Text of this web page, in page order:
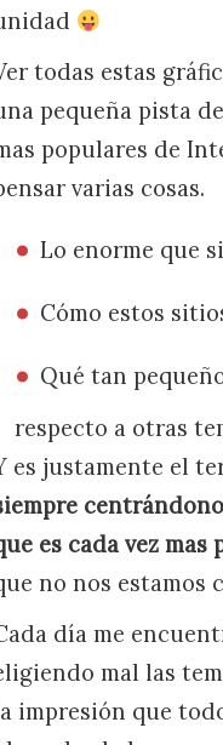
todas estas
pequeña pista
populares de
varias cosas.
Lo enorme que
Cómo estos
Qué tan
respecto a otras
es justamente el
es cada vez mas
no nos estamos
día me
mal las
impresión que